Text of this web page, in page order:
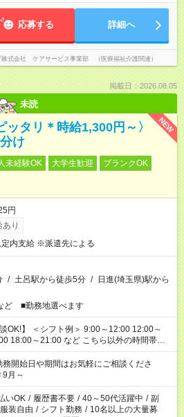
応募する 詳細へ
株式会社 ケアサービス事業部 （医療福祉介護関連）
掲載日：2026.08.05
未読
NEW
ッタリ＊時給1,300円～〉
け
未経験OK 大学生歓迎
ブランクOK
円
り
内支給 ※派遣先による
/ 土呂駅から徒歩5分 / 日進(埼玉県)駅から
ど ■勤務地選べます
～12:00 12:00～
など こちら以外の時間帯も
さい！
開始日や期間はお気軽にご相談くださ
月～
いOK / 履歴書不要 / 40～50代活躍中 / 副
服装自由 / シフト勤務 / 10名以上の大量募